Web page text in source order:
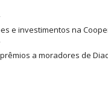
e investimentos na
a moradores de